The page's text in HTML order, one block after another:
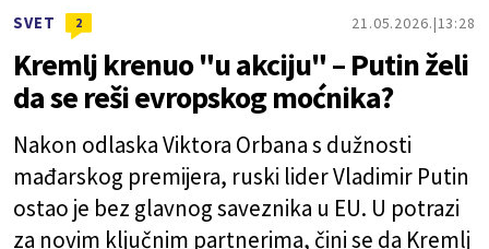
SVET 2 21.05.2026. 13:28
Kremlj krenuo "u akciju" – Putin želi
da se reši evropskog moćnika?
Nakon odlaska Viktora Orbana s dužnosti
mađarskog premijera, ruski lider Vladimir Putin
ostao je bez glavnog saveznika u EU. U potrazi
za novim ključnim partnerima, čini se da Kremlj